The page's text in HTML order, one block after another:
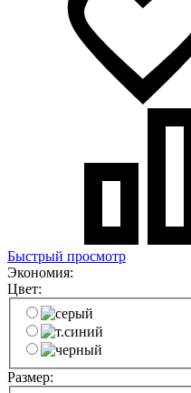
Быстрый просмотр
Экономия:
Цвет:
Размер: